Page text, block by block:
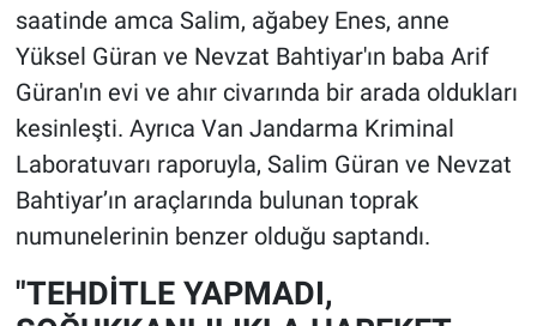
saatinde amca Salim, ağabey Enes, anne
Yüksel Güran ve Nevzat Bahtiyar'ın baba Arif
Güran'ın evi ve ahır civarında bir arada oldukları
kesinleşti. Ayrıca Van Jandarma Kriminal
Laboratuvarı raporuyla, Salim Güran ve Nevzat
Bahtiyar’ın araçlarında bulunan toprak
numunelerinin benzer olduğu saptandı.
"TEHDİTLE YAPMADI,